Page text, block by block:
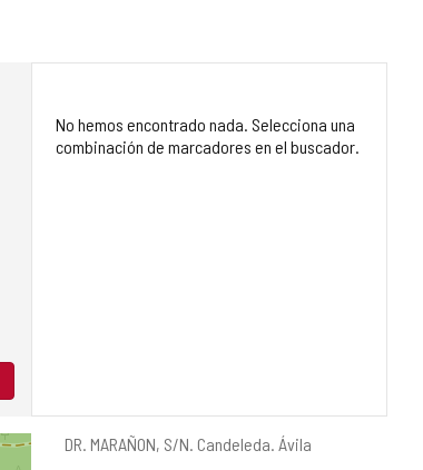
Dirección
DR. MARAÑON, S/N. Candeleda. Ávila
No hemos encontrado nada. Selecciona una
combinación de marcadores en el buscador.